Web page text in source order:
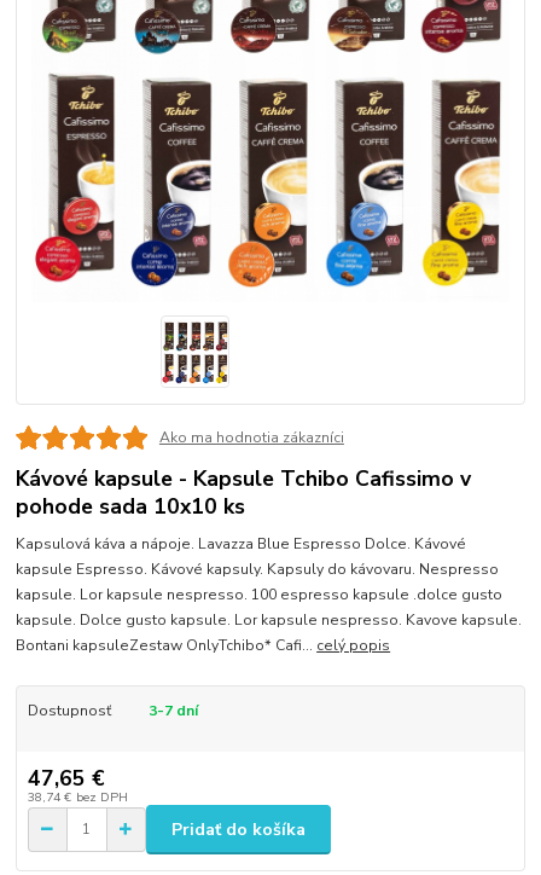
Ako ma hodnotia zákazníci
Kávové kapsule - Kapsule Tchibo Cafissimo v
pohode sada 10x10 ks
Kapsulová káva a nápoje. Lavazza Blue Espresso Dolce. Kávové
kapsule Espresso. Kávové kapsuly. Kapsuly do kávovaru. Nespresso
kapsule. Lor kapsule nespresso. 100 espresso kapsule .dolce gusto
kapsule. Dolce gusto kapsule. Lor kapsule nespresso. Kavove kapsule.
Bontani kapsuleZestaw OnlyTchibo* Cafi... celý popis
Dostupnosť 3-7 dní
47,65 €
38,74 € bez DPH
Pridať do košíka